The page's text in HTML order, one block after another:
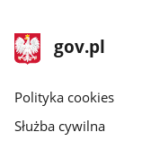
stopka
gov.pl
Strona
gov.pl
gov.pl
Polityka cookies
Służba cywilna